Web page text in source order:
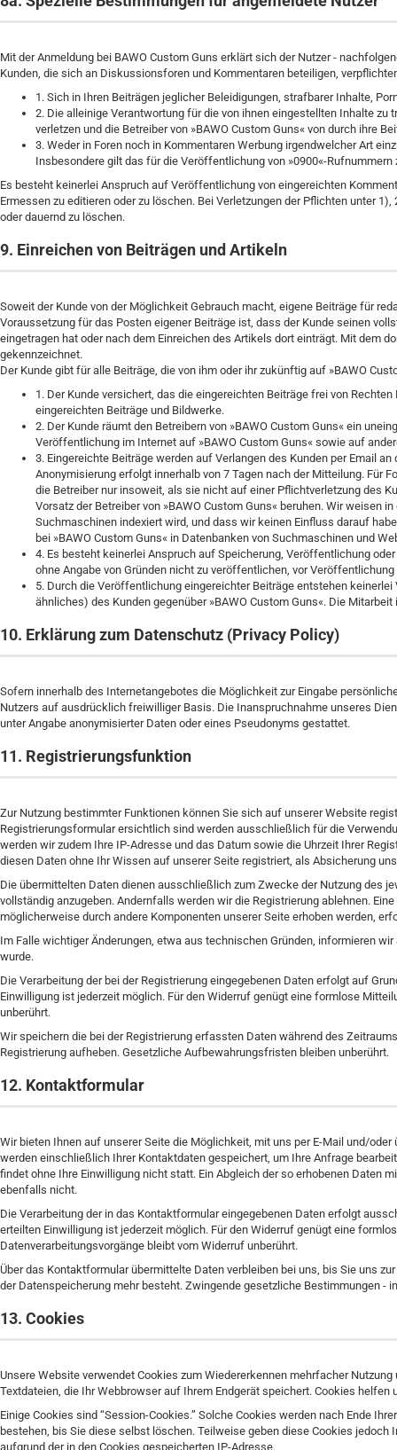
Mit der Anmeldung bei BAWO Custom Guns erklärt sich der Nutzer -
Kunden, die sich an Diskussionsforen und Kommentaren beteiligen,
1. Sich in Ihren Beiträgen jeglicher Beleidigungen, strafbarer Inhalte,
2. Die alleinige Verantwortung für die von ihnen eingestellten Inhalte
verletzen und die Betreiber von »BAWO Custom Guns« von durch ihre
3. Weder in Foren noch in Kommentaren Werbung irgendwelcher Art
Insbesondere gilt das für die Veröffentlichung von »0900«-
Es besteht keinerlei Anspruch auf Veröffentlichung von eingereichten
Ermessen zu editieren oder zu löschen. Bei Verletzungen der Pflichten unter
oder dauernd zu löschen.
9. Einreichen von Beiträgen und Artikeln
Soweit der Kunde von der Möglichkeit Gebrauch macht, eigene Beiträge für
Voraussetzung für das Posten eigener Beiträge ist, dass der Kunde seinen
eingetragen hat oder nach dem Einreichen des Artikels dort einträgt. Mit dem
gekennzeichnet.
Der Kunde gibt für alle Beiträge, die von ihm oder ihr zukünftig auf »BAWO
1. Der Kunde versichert, das die eingereichten Beiträge frei von
eingereichten Beiträge und Bildwerke.
2. Der Kunde räumt den Betreibern von »BAWO Custom Guns« ein
Veröffentlichung im Internet auf »BAWO Custom Guns« sowie auf
3. Eingereichte Beiträge werden auf Verlangen des Kunden per Email
Anonymisierung erfolgt innerhalb von 7 Tagen nach der Mitteilung. Für
die Betreiber nur insoweit, als sie nicht auf einer Pflichtverletzung des
Vorsatz der Betreiber von »BAWO Custom Guns« beruhen. Wir weisen
Suchmaschinen indexiert wird, und dass wir keinen Einfluss darauf
bei »BAWO Custom Guns« in Datenbanken von Suchmaschinen und
4. Es besteht keinerlei Anspruch auf Speicherung, Veröffentlichung
ohne Angabe von Gründen nicht zu veröffentlichen, vor
5. Durch die Veröffentlichung eingereichter Beiträge entstehen
ähnliches) des Kunden gegenüber »BAWO Custom Guns«. Die
10. Erklärung zum Datenschutz (Privacy Policy)
Sofern innerhalb des Internetangebotes die Möglichkeit zur Eingabe
Nutzers auf ausdrücklich freiwilliger Basis. Die Inanspruchnahme unseres
unter Angabe anonymisierter Daten oder eines Pseudonyms gestattet.
11. Registrierungsfunktion
Zur Nutzung bestimmter Funktionen können Sie sich auf unserer Website
Registrierungsformular ersichtlich sind werden ausschließlich für die
werden wir zudem Ihre IP-Adresse und das Datum sowie die Uhrzeit Ihrer
diesen Daten ohne Ihr Wissen auf unserer Seite registriert, als Absicherung
Die übermittelten Daten dienen ausschließlich zum Zwecke der Nutzung des
vollständig anzugeben. Andernfalls werden wir die Registrierung ablehnen.
möglicherweise durch andere Komponenten unserer Seite erhoben werden,
Im Falle wichtiger Änderungen, etwa aus technischen Gründen, informieren
wurde.
Die Verarbeitung der bei der Registrierung eingegebenen Daten erfolgt auf
Einwilligung ist jederzeit möglich. Für den Widerruf genügt eine formlose
unberührt.
Wir speichern die bei der Registrierung erfassten Daten während des
Registrierung aufheben. Gesetzliche Aufbewahrungsfristen bleiben unberührt.
12. Kontaktformular
Wir bieten Ihnen auf unserer Seite die Möglichkeit, mit uns per E-Mail und/
werden einschließlich Ihrer Kontaktdaten gespeichert, um Ihre Anfrage
findet ohne Ihre Einwilligung nicht statt. Ein Abgleich der so erhobenen Daten
ebenfalls nicht.
Die Verarbeitung der in das Kontaktformular eingegebenen Daten erfolgt
erteilten Einwilligung ist jederzeit möglich. Für den Widerruf genügt eine
Datenverarbeitungsvorgänge bleibt vom Widerruf unberührt.
Über das Kontaktformular übermittelte Daten verbleiben bei uns, bis Sie uns
der Datenspeicherung mehr besteht. Zwingende gesetzliche Bestimmungen -
13. Cookies
Unsere Website verwendet Cookies zum Wiedererkennen mehrfacher
Textdateien, die Ihr Webbrowser auf Ihrem Endgerät speichert. Cookies
Einige Cookies sind “Session-Cookies.” Solche Cookies werden nach Ende
bestehen, bis Sie diese selbst löschen. Teilweise geben diese Cookies
aufgrund der in den Cookies gespeicherten IP-Adresse.